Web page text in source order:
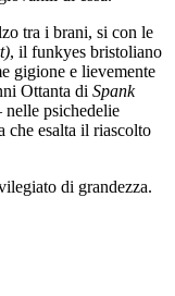
tra i brani, si con le
, il funkyes bristoliano
gigione e lievemente
Ottanta di Spank
nelle psichedelie
che esalta il riascolto
di grandezza.